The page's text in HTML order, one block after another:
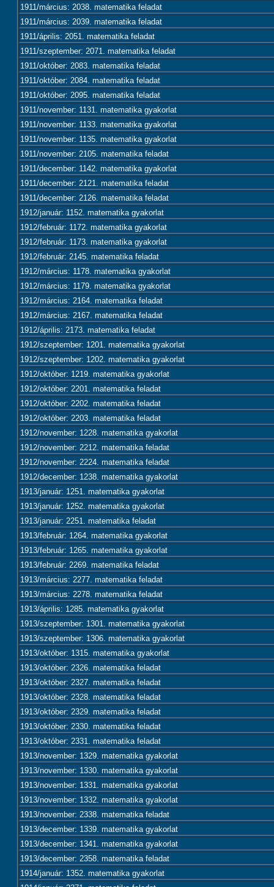
1911/március: 2038. matematika feladat
1911/március: 2039. matematika feladat
1911/április: 2051. matematika feladat
1911/szeptember: 2071. matematika feladat
1911/október: 2083. matematika feladat
1911/október: 2084. matematika feladat
1911/október: 2095. matematika feladat
1911/november: 1131. matematika gyakorlat
1911/november: 1133. matematika gyakorlat
1911/november: 1135. matematika gyakorlat
1911/november: 2105. matematika feladat
1911/december: 1142. matematika gyakorlat
1911/december: 2121. matematika feladat
1911/december: 2126. matematika feladat
1912/január: 1152. matematika gyakorlat
1912/február: 1172. matematika gyakorlat
1912/február: 1173. matematika gyakorlat
1912/február: 2145. matematika feladat
1912/március: 1178. matematika gyakorlat
1912/március: 1179. matematika gyakorlat
1912/március: 2164. matematika feladat
1912/március: 2167. matematika feladat
1912/április: 2173. matematika feladat
1912/szeptember: 1201. matematika gyakorlat
1912/szeptember: 1202. matematika gyakorlat
1912/október: 1219. matematika gyakorlat
1912/október: 2201. matematika feladat
1912/október: 2202. matematika feladat
1912/október: 2203. matematika feladat
1912/november: 1228. matematika gyakorlat
1912/november: 2212. matematika feladat
1912/november: 2224. matematika feladat
1912/december: 1238. matematika gyakorlat
1913/január: 1251. matematika gyakorlat
1913/január: 1252. matematika gyakorlat
1913/január: 2251. matematika feladat
1913/február: 1264. matematika gyakorlat
1913/február: 1265. matematika gyakorlat
1913/február: 2269. matematika feladat
1913/március: 2277. matematika feladat
1913/március: 2278. matematika feladat
1913/április: 1285. matematika gyakorlat
1913/szeptember: 1301. matematika gyakorlat
1913/szeptember: 1306. matematika gyakorlat
1913/október: 1315. matematika gyakorlat
1913/október: 2326. matematika feladat
1913/október: 2327. matematika feladat
1913/október: 2328. matematika feladat
1913/október: 2329. matematika feladat
1913/október: 2330. matematika feladat
1913/október: 2331. matematika feladat
1913/november: 1329. matematika gyakorlat
1913/november: 1330. matematika gyakorlat
1913/november: 1331. matematika gyakorlat
1913/november: 1332. matematika gyakorlat
1913/november: 2338. matematika feladat
1913/december: 1339. matematika gyakorlat
1913/december: 1341. matematika gyakorlat
1913/december: 2358. matematika feladat
1914/január: 1352. matematika gyakorlat